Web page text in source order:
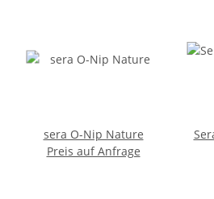
sera O-Nip Nature
Preis auf Anfrage